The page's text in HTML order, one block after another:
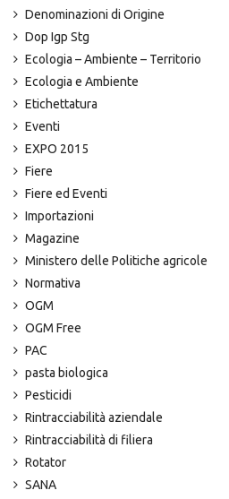
Denominazioni di Origine
Dop Igp Stg
Ecologia – Ambiente – Territorio
Ecologia e Ambiente
Etichettatura
Eventi
EXPO 2015
Fiere
Fiere ed Eventi
Importazioni
Magazine
Ministero delle Politiche agricole
Normativa
OGM
OGM Free
PAC
pasta biologica
Pesticidi
Rintracciabilità aziendale
Rintracciabilità di filiera
Rotator
SANA